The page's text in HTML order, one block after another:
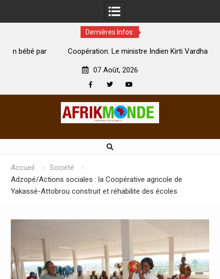
Dernières Infos:
Coopération: Le ministre Indien Kirti Vardhan Singh à
07 Août, 2026
Accueil
Société
Adzopé/Actions sociales : la Coopérative agricole de
Yakassé-Attobrou construit et réhabilite des écoles